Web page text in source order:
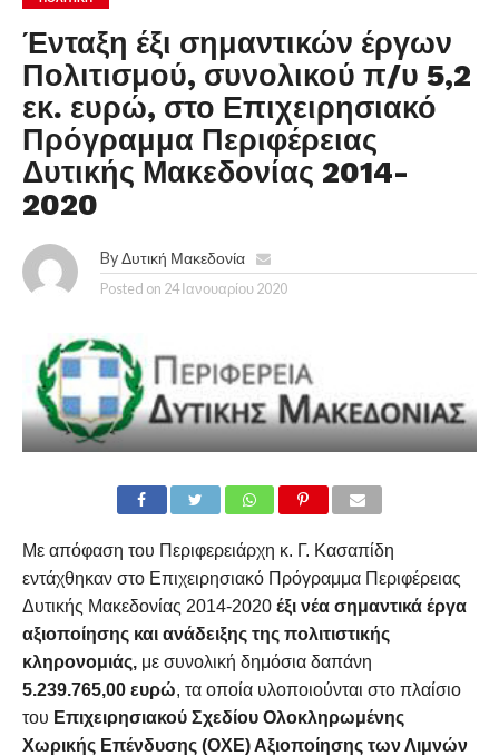
Ένταξη έξι σημαντικών έργων
Πολιτισμού, συνολικού π/υ 5,2
εκ. ευρώ, στο Επιχειρησιακό
Πρόγραμμα Περιφέρειας
Δυτικής Μακεδονίας 2014-
2020
By Δυτική Μακεδονία
Posted on 24 Ιανουαρίου 2020
Με απόφαση του Περιφερειάρχη κ. Γ. Κασαπίδη
εντάχθηκαν στο Επιχειρησιακό Πρόγραμμα Περιφέρειας
Δυτικής Μακεδονίας 2014-2020 έξι νέα σημαντικά έργα
αξιοποίησης και ανάδειξης της πολιτιστικής
κληρονομιάς,με συνολική δημόσια δαπάνη
5.239.765,00 ευρώ, τα οποία υλοποιούνται στο πλαίσιο
του Επιχειρησιακού Σχεδίου Ολοκληρωμένης
Χωρικής Επένδυσης (ΟΧΕ) Αξιοποίησης των Λιμνών